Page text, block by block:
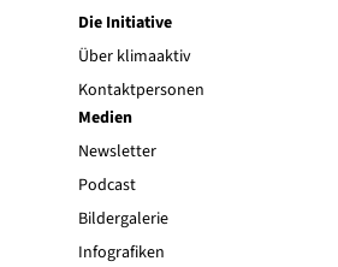
Die Initiative
Über klimaaktiv
Kontaktpersonen
Medien
Newsletter
Podcast
Bildergalerie
Infografiken